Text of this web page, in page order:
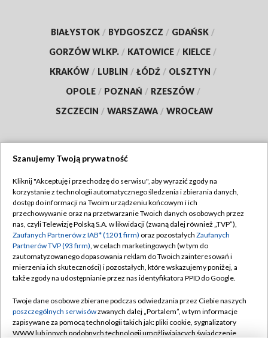
BIAŁYSTOK / BYDGOSZCZ / GDAŃSK /
GORZÓW WLKP. / KATOWICE / KIELCE /
KRAKÓW / LUBLIN / ŁÓDŹ / OLSZTYN /
OPOLE / POZNAŃ / RZESZÓW /
SZCZECIN / WARSZAWA / WROCŁAW
TVP
Abonament TVP
Emisja w TVP
Centrum informacji TVP
Naziemna Telewizja Cyfrowa
Rada Programowa
System NOS
Regulamin TVP
Polityka prywatności
Moje zgody
Pomoc
Kontakt
Szanujemy Twoją prywatność
Kliknij "Akceptuję i przechodzę do serwisu", aby wyrazić zgody na
korzystanie z technologii automatycznego śledzenia i zbierania danych,
dostęp do informacji na Twoim urządzeniu końcowym i ich
przechowywanie oraz na przetwarzanie Twoich danych osobowych przez
nas, czyli Telewizję Polską S.A. w likwidacji (zwaną dalej również „TVP”),
Zaufanych Partnerów z IAB* (1201 firm) oraz pozostałych Zaufanych
Partnerów TVP (93 firm), w celach marketingowych (w tym do
zautomatyzowanego dopasowania reklam do Twoich zainteresowań i
mierzenia ich skuteczności) i pozostałych, które wskazujemy poniżej, a
także zgody na udostępnianie przez nas identyfikatora PPID do Google.
Twoje dane osobowe zbierane podczas odwiedzania przez Ciebie naszych
poszczególnych serwisówzwanych dalej „Portalem”, w tym informacje
zapisywane za pomocą technologii takich jak: pliki cookie, sygnalizatory
WWW lub innych podobnych technologii umożliwiających świadczenie